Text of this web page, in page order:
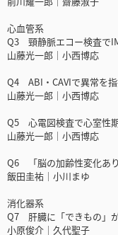
心血管系
Q3 頸静脈エコー検査で
山藤光一郎｜小西博応
Q4 ABI・CAVIで異常を
山藤光一郎｜小西博応
Q5 心電図検査で心室性
山藤光一郎｜小西博応
Q6 「脳の加齢性変化あ
飯田圭祐｜小川まゆ
消化器系
Q7 肝臓に「できもの」
小原俊介｜久代聖子